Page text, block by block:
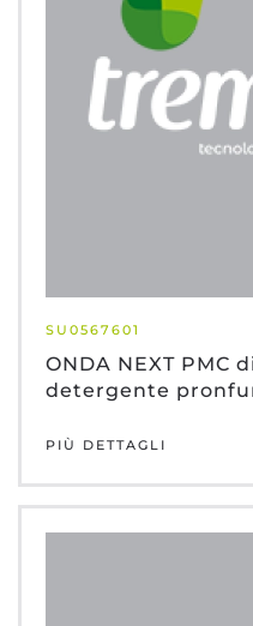
SU0567601
ONDA NEXT PMC
detergente
PIÙ DETTAGLI